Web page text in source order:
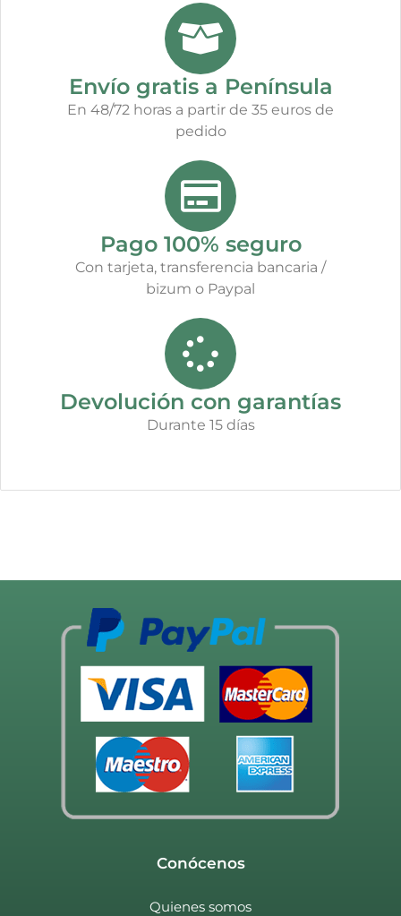
Envío gratis a Península
En 48/72 horas a partir de 35 euros de
pedido
Pago 100% seguro
Con tarjeta, transferencia bancaria /
bizum o Paypal
Devolución con garantías
Durante 15 días
Conócenos
Quienes somos